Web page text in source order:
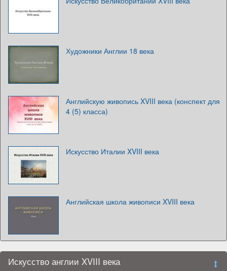
Художники Англии 18 века
Английскую живопись XVIII века (конспект для
4 (5) класса)
Искусство Италии XVIII века
Английская школа живописи XVIII века
Искусство англии XVIII века